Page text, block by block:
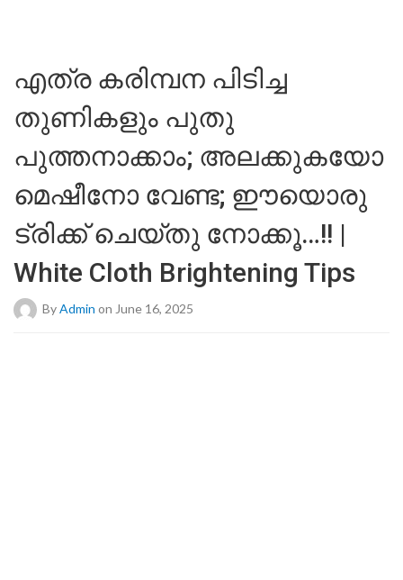
എത്ര കരിമ്പന പിടിച്ച
തുണികളും പുതു
പുത്തനാക്കാം; അലക്കുകയോ
മെഷീനോ വേണ്ട; ഈയൊരു
ട്രിക്ക് ചെയ്തു നോക്കൂ…!! |
White Cloth Brightening Tips
ByAdmin on June 16, 2025